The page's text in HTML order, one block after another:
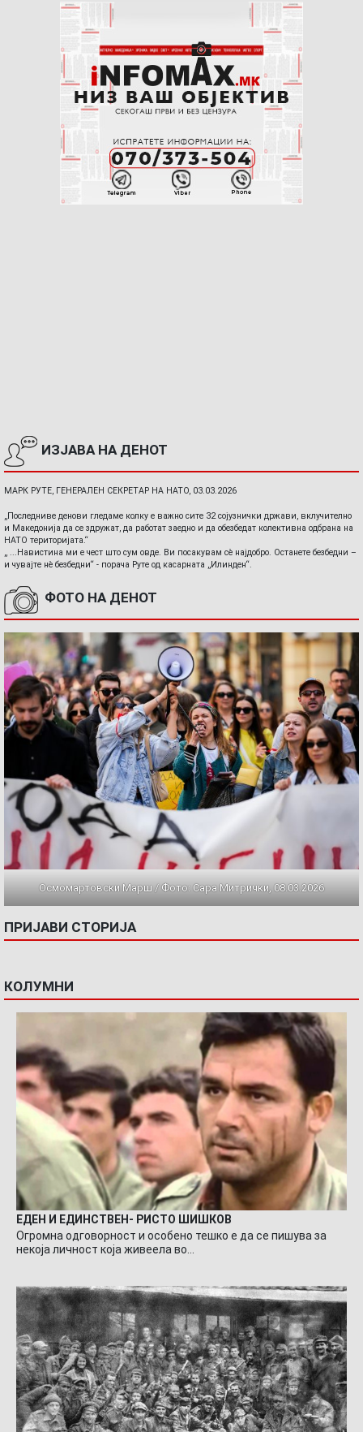
ИЗЈАВА НА ДЕНОТ
МАРК РУТЕ, ГЕНЕРАЛЕН СЕКРЕТАР НА НАТО, 03.03.2026
„Последниве денови гледаме колку е важно сите 32 сојузнички држави, вклучително
и Македонија да се здружат, да работат заедно и да обезбедат колективна одбрана на
НАТО територијата.“
„ ...Навистина ми е чест што сум овде. Ви посакувам сè најдобро. Останете безбедни –
и чувајте нè безбедни“ - порача Руте од касарната „Илинден“.
ФОТО НА ДЕНОТ
Осмомартовски Марш / Фото: Сара Митрички, 08.03.2026
ПРИЈАВИ СТОРИЈА
КОЛУМНИ
ЕДЕН И ЕДИНСТВЕН- РИСТО ШИШКОВ
Огромна одговорност и особено тешко е да се пишува за
некоја личност која живеела во…